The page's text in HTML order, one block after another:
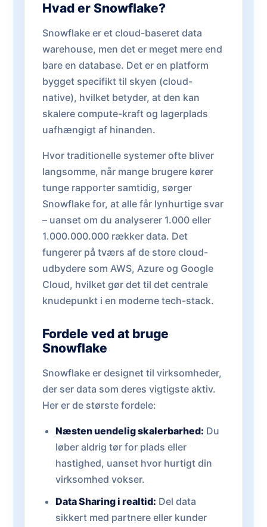
Hvad er Snowflake?
Snowflake er et cloud-baseret data
warehouse, men det er meget mere end
bare en database. Det er en platform
bygget specifikt til skyen (cloud-
native), hvilket betyder, at den kan
skalere compute-kraft og lagerplads
uafhængigt af hinanden.
Hvor traditionelle systemer ofte bliver
langsomme, når mange brugere kører
tunge rapporter samtidig, sørger
Snowflake for, at alle får lynhurtige svar
– uanset om du analyserer 1.000 eller
1.000.000.000 rækker data. Det
fungerer på tværs af de store cloud-
udbydere som AWS, Azure og Google
Cloud, hvilket gør det til det centrale
knudepunkt i en moderne tech-stack.
Fordele ved at bruge
Snowflake
Snowflake er designet til virksomheder,
der ser data som deres vigtigste aktiv.
Her er de største fordele:
Næsten uendelig skalerbarhed: Du
løber aldrig tør for plads eller
hastighed, uanset hvor hurtigt din
virksomhed vokser.
Data Sharing i realtid: Del data
sikkert med partnere eller kunder